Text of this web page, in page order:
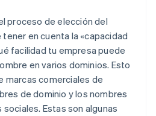
proceso de elección del
en cuenta la «capacidad
facilidad tu empresa puede
en varios dominios. Esto
marcas comerciales de
de dominio y los nombres
Estas son algunas